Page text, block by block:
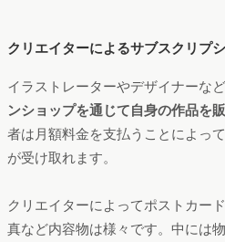
クリエイターによるサブスクリプ
イラストレーターやデザイナーな
ンショップを通じて自身の作品を
者は月額料金を支払うことによっ
が受け取れます。
クリエイターによってポストカー
真など内容物は様々です。中には